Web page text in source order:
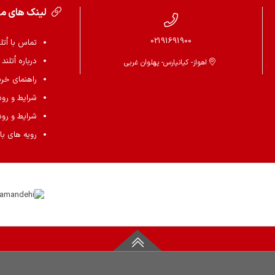
02191691900
اهواز- کیانپارس- پهلوان غربی
لینک های
تماس با
درباره اُتلند
راهنمای
شرایط و
شرایط و
رویه های